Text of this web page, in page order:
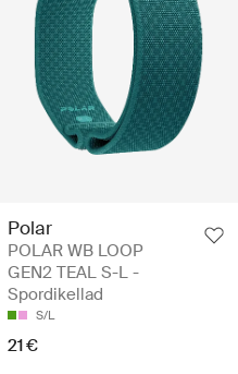
Polar
POLAR WB LOOP
GEN2 TEAL S-L -
Spordikellad
S/L
21 €